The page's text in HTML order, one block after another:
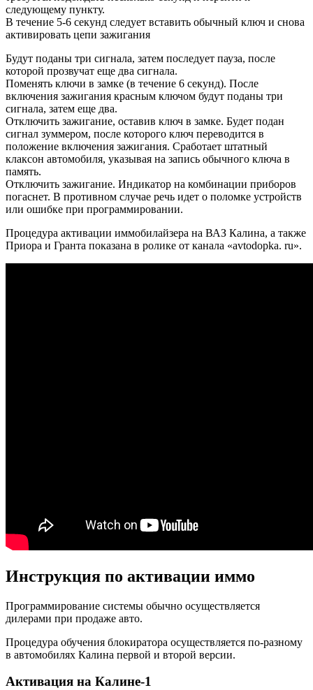
следующему пункту.
В течение 5-6 секунд следует вставить обычный ключ и снова
активировать цепи зажигания
Будут поданы три сигнала, затем последует пауза, после
которой прозвучат еще два сигнала.
Поменять ключи в замке (в течение 6 секунд). После
включения зажигания красным ключом будут поданы три
сигнала, затем еще два.
Отключить зажигание, оставив ключ в замке. Будет подан
сигнал зуммером, после которого ключ переводится в
положение включения зажигания. Сработает штатный
клаксон автомобиля, указывая на запись обычного ключа в
память.
Отключить зажигание. Индикатор на комбинации приборов
погаснет. В противном случае речь идет о поломке устройств
или ошибке при программировании.
Процедура активации иммобилайзера на ВАЗ Калина, а также
Приора и Гранта показана в ролике от канала «avtodopka. ru».
Инструкция по активации иммо
Программирование системы обычно осуществляется
дилерами при продаже авто.
Процедура обучения блокиратора осуществляется по-разному
в автомобилях Калина первой и второй версии.
Активация на Калине-1